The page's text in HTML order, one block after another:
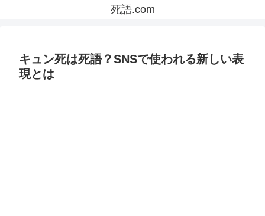
死語.com
キュン死は死語？SNSで使われる新しい表
現とは